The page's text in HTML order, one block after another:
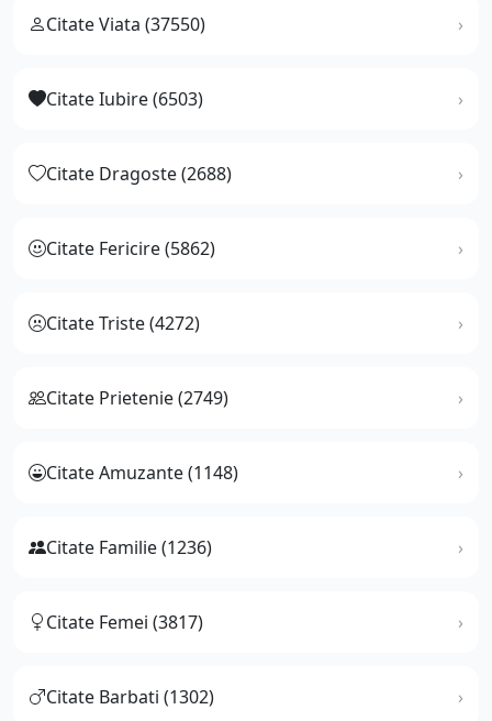
Citate Viata (37550)
Citate Iubire (6503)
Citate Dragoste (2688)
Citate Fericire (5862)
Citate Triste (4272)
Citate Prietenie (2749)
Citate Amuzante (1148)
Citate Familie (1236)
Citate Femei (3817)
Citate Barbati (1302)